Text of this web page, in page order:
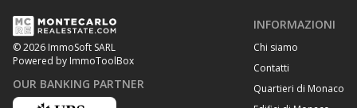
© 2026 ImmoSoft SARL
Powered by ImmoToolBox
OUR BANKING PARTNER
INFORMAZIONI
Chi siamo
Contatti
Quartieri di Monaco